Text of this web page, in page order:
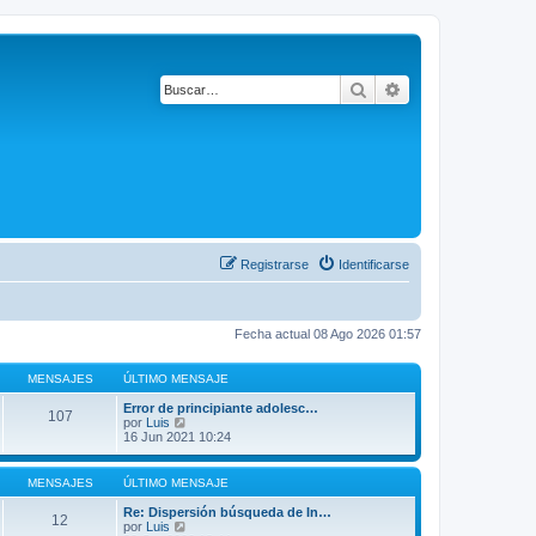
Buscar
Identificarse
Registrarse
Fecha actual 08 Ago 2026 01:57
MENSAJES ÚLTIMO MENSAJE
107
Error de principiante adolesc…
por Luis
e
ú
l
i
m
16 Jun 2021 10:24
MENSAJES ÚLTIMO MENSAJE
12
Re: Dispersión búsqueda de In…
por Luis